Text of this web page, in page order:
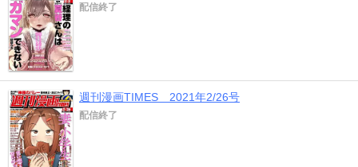
配信終了
週刊漫画TIMES 2021年2/26号
配信終了